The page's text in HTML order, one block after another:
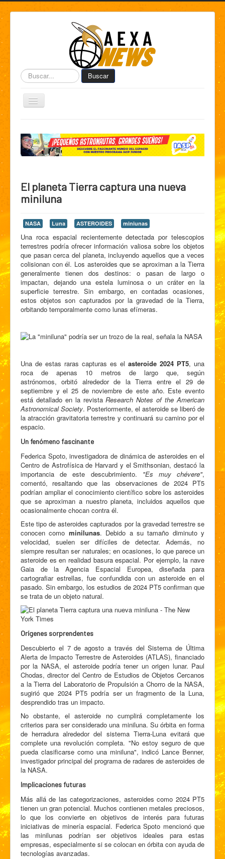
Buscar... Buscar
Toggle
Navigation
Centro de Informática AEXA
AexaSurvey
AEXA USA
El planeta Tierra captura una nueva
miniluna
NASA Luna ASTEROIDES miniunas
Una roca espacial recientemente detectada por telescopios
terrestres podría ofrecer información valiosa sobre los objetos
que pasan cerca del planeta, incluyendo aquellos que a veces
colisionan con él. Los asteroides que se aproximan a la Tierra
generalmente tienen dos destinos: o pasan de largo o
impactan, dejando una estela luminosa o un cráter en la
superficie terrestre. Sin embargo, en contadas ocasiones,
estos objetos son capturados por la gravedad de la Tierra,
orbitando temporalmente como lunas efímeras.
Una de estas raras capturas es el asteroide 2024 PT5, una
roca de apenas 10 metros de largo que, según
astrónomos, orbitó alrededor de la Tierra entre el 29 de
septiembre y el 25 de noviembre de este año. Este evento
está detallado en la revistaResearch Notes of the American
Astronomical Society. Posteriormente, el asteroide se liberó de
la atracción gravitatoria terrestre y continuará su camino por el
espacio.
Un fenómeno fascinante
Federica Spoto, investigadora de dinámica de asteroides en el
Centro de Astrofísica de Harvard y el Smithsonian, destacó la
importancia de este descubrimiento. "Es muy chévere",
comentó, resaltando que las observaciones de 2024 PT5
podrían ampliar el conocimiento científico sobre los asteroides
que se aproximan a nuestro planeta, incluidos aquellos que
ocasionalmente chocan contra él.
Este tipo de asteroides capturados por la gravedad terrestre se
conocen como minilunas. Debido a su tamaño diminuto y
velocidad, suelen ser difíciles de detectar. Además, no
siempre resultan ser naturales; en ocasiones, lo que parece un
asteroide es en realidad basura espacial. Por ejemplo, la nave
Gaia de la Agencia Espacial Europea, diseñada para
cartografiar estrellas, fue confundida con un asteroide en el
pasado. Sin embargo, los estudios de 2024 PT5 confirman que
se trata de un objeto natural.
Orígenes sorprendentes
Descubierto el 7 de agosto a través del Sistema de Última
Alerta de Impacto Terrestre de Asteroides (ATLAS), financiado
por la NASA, el asteroide podría tener un origen lunar. Paul
Chodas, director del Centro de Estudios de Objetos Cercanos
a la Tierra del Laboratorio de Propulsión a Chorro de la NASA,
sugirió que 2024 PT5 podría ser un fragmento de la Luna,
desprendido tras un impacto.
No obstante, el asteroide no cumplirá completamente los
criterios para ser considerado una miniluna. Su órbita en forma
de herradura alrededor del sistema Tierra-Luna evitará que
complete una revolución completa. "No estoy seguro de que
pueda clasificarse como una miniluna", indicó Lance Benner,
investigador principal del programa de radares de asteroides de
la NASA.
Implicaciones futuras
Más allá de las categorizaciones, asteroides como 2024 PT5
tienen un gran potencial. Muchos contienen metales preciosos,
lo que los convierte en objetivos de interés para futuras
iniciativas de minería espacial. Federica Spoto mencionó que
las minilunas podrían ser objetivos ideales para estas
empresas, especialmente si se colocan en órbita con ayuda de
tecnologías avanzadas.